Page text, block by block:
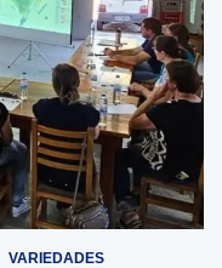
VARIEDADES